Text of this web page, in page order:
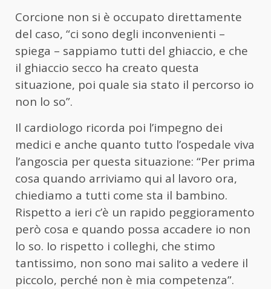
Corcione non si è occupato direttamente
del caso, “ci sono degli inconvenienti –
spiega – sappiamo tutti del ghiaccio, e che
il ghiaccio secco ha creato questa
situazione, poi quale sia stato il percorso io
non lo so”.
Il cardiologo ricorda poi l’impegno dei
medici e anche quanto tutto l’ospedale viva
l’angoscia per questa situazione: “Per prima
cosa quando arriviamo qui al lavoro ora,
chiediamo a tutti come sta il bambino.
Rispetto a ieri c’è un rapido peggioramento
però cosa e quando possa accadere io non
lo so. Io rispetto i colleghi, che stimo
tantissimo, non sono mai salito a vedere il
piccolo, perché non è mia competenza”.